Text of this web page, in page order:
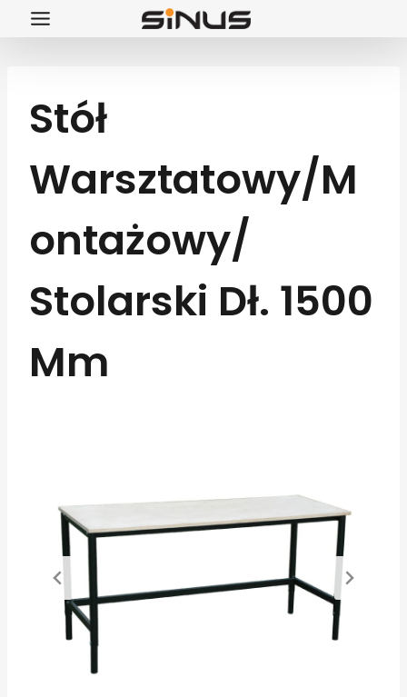
Przejdź
Stół
Warsztatowy/m
Ontażowy/
Stolarski Dł. 1500
Mm